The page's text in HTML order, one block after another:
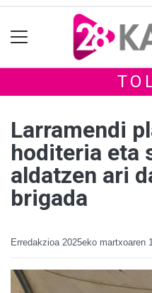
Larramendi
hoditeria eta
aldatzen ari
brigada
Erredakzioa 2025eko martxoaren